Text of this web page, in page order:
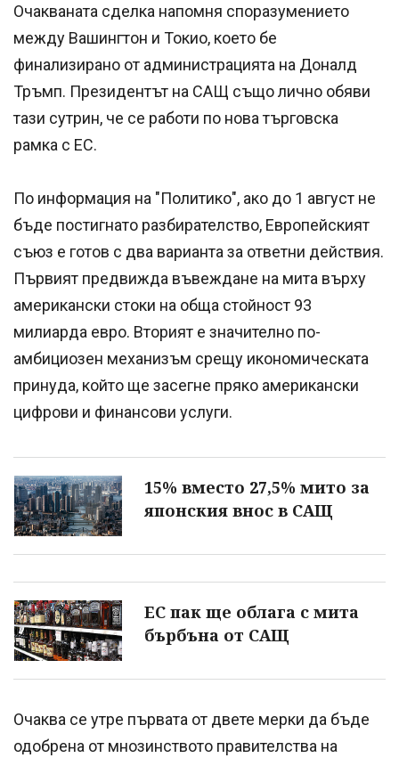
Очакваната сделка напомня споразумението
между Вашингтон и Токио, което бе
финализирано от администрацията на Доналд
Тръмп. Президентът на САЩ също лично обяви
тази сутрин, че се работи по нова търговска
рамка с ЕС.
По информация на "Политико", ако до 1 август не
бъде постигнато разбирателство, Европейският
съюз е готов с два варианта за ответни действия.
Първият предвижда въвеждане на мита върху
американски стоки на обща стойност 93
милиарда евро. Вторият е значително по-
амбициозен механизъм срещу икономическата
принуда, който ще засегне пряко американски
цифрови и финансови услуги.
15% вместо 27,5% мито за
японския внос в САЩ
ЕС пак ще облага с мита
бърбъна от САЩ
Очаква се утре първата от двете мерки да бъде
одобрена от мнозинството правителства на